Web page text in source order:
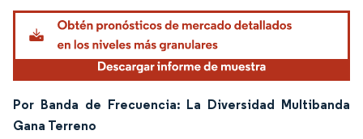
Por Banda de Frecuencia: La Diversidad Multibanda
Gana Terreno